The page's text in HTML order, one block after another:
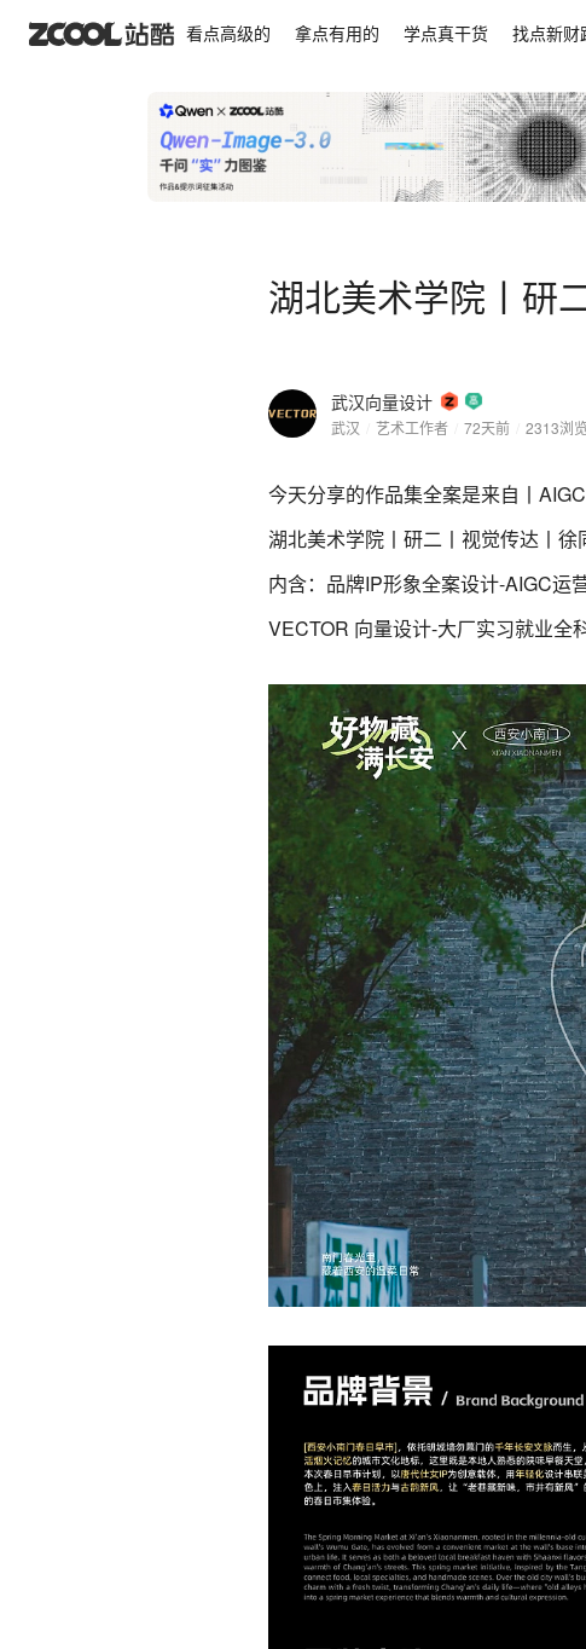
看点高级的 拿点有用的 学点真干货 找点新财
湖北美术学院丨研
武汉向量设计
武汉 艺术工作者 72天前 2313浏览
湖北美术学院丨研二丨视觉传达丨徐同学丨向量设计
今天分享的作品集全案是来自丨
湖北美术学院丨研二丨视觉传达丨
内含：品牌IP形象全案设计-AIGC运
VECTOR 向量设计-大厂实习就业全